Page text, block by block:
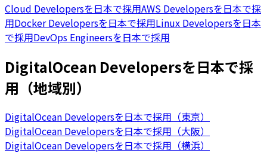
Cloud Developersを日本で採用AWS Developersを日本で採
用Docker Developersを日本で採用Linux Developersを日本
で採用DevOps Engineersを日本で採用
DigitalOcean Developersを日本で採
用（地域別）
DigitalOcean Developersを日本で採用（東京）
DigitalOcean Developersを日本で採用（大阪）
DigitalOcean Developersを日本で採用（横浜）